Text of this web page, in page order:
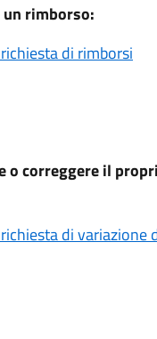
rimborso:
di rimborsi
o correggere il
di variazione